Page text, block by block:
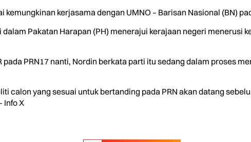
kerjasama dengan UMNO – Barisan Nasional (BN)
dalam Pakatan Harapan (PH) menerajui kerajaan negeri menerusi
PRN17 nanti, Nordin berkata parti itu sedang dalam proses
calon yang sesuai untuk bertanding pada PRN akan datang
Info X